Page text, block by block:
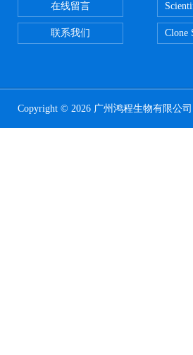
在线留言
联系我们 Clone
Copyright © 2026 广州鸿程生物有限公